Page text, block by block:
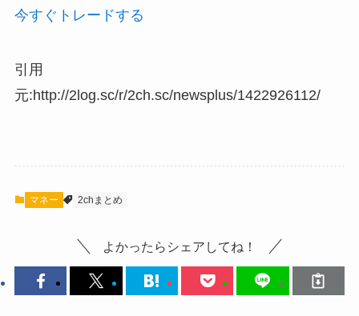
今すぐトレードする
引用
元:http://2log.sc/r/2ch.sc/newsplus/1422926112/
マネー 2chまとめ
よかったらシェアしてね！